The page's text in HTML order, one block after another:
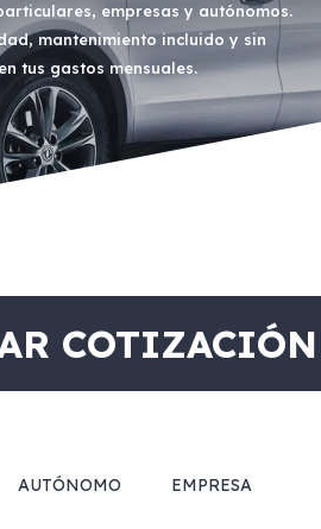
empresas y autónomos.
mantenimiento incluido y sin
tus gastos mensuales.
COTIZACIÓN
AUTÓNOMO EMPRESA